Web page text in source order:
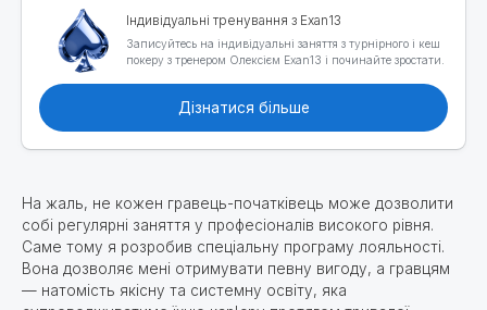
Індивідуальні тренування з Exan13
Записуйтесь на індивідуальні заняття з турнірного і кеш
покеру з тренером Олексієм Exan13 і починайте зростати.
Дізнатися більше
На жаль, не кожен гравець-початківець може дозволити
собі регулярні заняття у професіоналів високого рівня.
Саме тому я розробив спеціальну програму лояльності.
Вона дозволяє мені отримувати певну вигоду, а гравцям
— натомість якісну та системну освіту, яка